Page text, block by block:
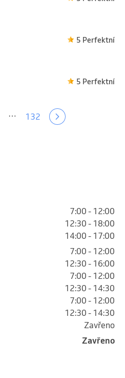
5 Perfektní
5 Perfektní
… 132
7:00 - 12:00
12:30 - 18:00
14:00 - 17:00
7:00 - 12:00
12:30 - 16:00
7:00 - 12:00
12:30 - 14:30
7:00 - 12:00
12:30 - 14:30
Zavřeno
Zavřeno